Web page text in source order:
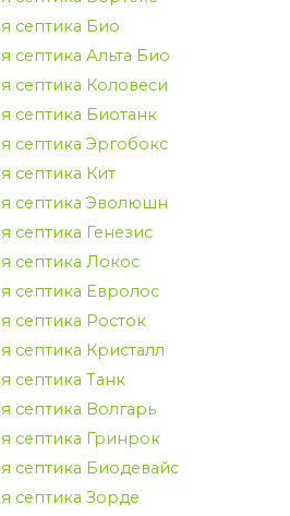
септика Био
септика Альта Био
септика Коловеси
септика Биотанк
септика Эргобокс
септика Кит
септика Эволюшн
септика Генезис
септика Локос
септика Евролос
септика Росток
септика Кристалл
септика Танк
септика Волгарь
септика Гринрок
септика Биодевайс
септика Зорде